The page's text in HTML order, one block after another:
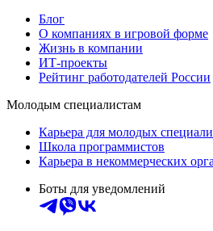
Блог
О компаниях в игровой форме
Жизнь в компании
ИТ-проекты
Рейтинг работодателей России
Молодым специалистам
Карьера для молодых
Школа программистов
Карьера в некоммерческих
Боты для уведомлений